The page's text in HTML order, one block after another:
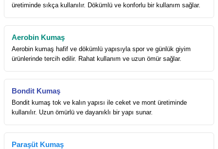
üretiminde sıkça kullanılır. Dökümlü ve konforlu bir kullanım sağlar.
Aerobin Kumaş
Aerobin kumaş hafif ve dökümlü yapısıyla spor ve günlük giyim
ürünlerinde tercih edilir. Rahat kullanım ve uzun ömür sağlar.
Bondit Kumaş
Bondit kumaş tok ve kalın yapısı ile ceket ve mont üretiminde
kullanılır. Uzun ömürlü ve dayanıklı bir yapı sunar.
Paraşüt Kumaş